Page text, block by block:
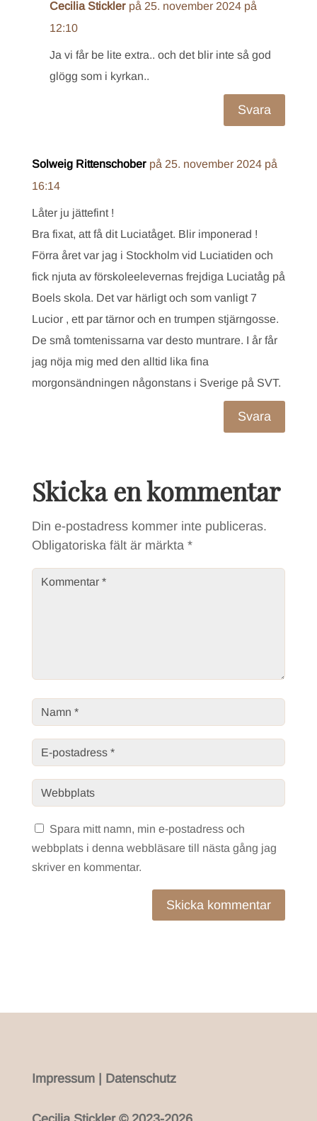
Cecilia Stickler på 25. november 2024 på
12:10
Ja vi får be lite extra.. och det blir inte så god
glögg som i kyrkan..
Svara
Solweig Rittenschober på 25. november 2024 på
16:14
Låter ju jättefint !
Bra fixat, att få dit Luciatåget. Blir imponerad !
Förra året var jag i Stockholm vid Luciatiden och
fick njuta av förskoleelevernas frejdiga Luciatåg på
Boels skola. Det var härligt och som vanligt 7
Lucior , ett par tärnor och en trumpen stjärngosse.
De små tomtenissarna var desto muntrare. I år får
jag nöja mig med den alltid lika fina
morgonsändningen någonstans i Sverige på SVT.
Svara
Skicka en kommentar
Din e-postadress kommer inte publiceras.
Obligatoriska fält är märkta *
Spara mitt namn, min e-postadress och
webbplats i denna webbläsare till nästa gång jag
skriver en kommentar.
Skicka kommentar
Impressum| Datenschutz